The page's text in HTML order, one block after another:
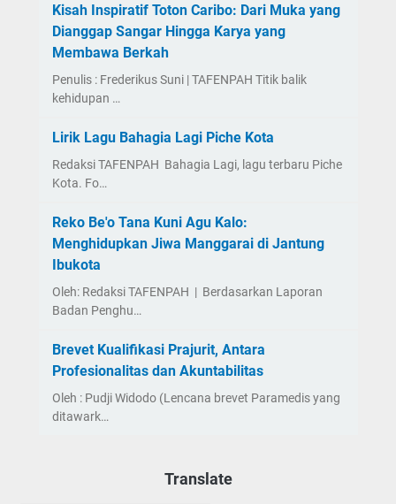
Kisah Inspiratif Toton Caribo: Dari Muka yang
Dianggap Sangar Hingga Karya yang
Membawa Berkah
Penulis : Frederikus Suni | TAFENPAH Titik balik
kehidupan …
Lirik Lagu Bahagia Lagi Piche Kota
Redaksi TAFENPAH Bahagia Lagi, lagu terbaru Piche
Kota. Fo…
Reko Be'o Tana Kuni Agu Kalo:
Menghidupkan Jiwa Manggarai di Jantung
Ibukota
Oleh: Redaksi TAFENPAH | Berdasarkan Laporan
Badan Penghu…
Brevet Kualifikasi Prajurit, Antara
Profesionalitas dan Akuntabilitas
Oleh : Pudji Widodo (Lencana brevet Paramedis yang
ditawark…
Translate